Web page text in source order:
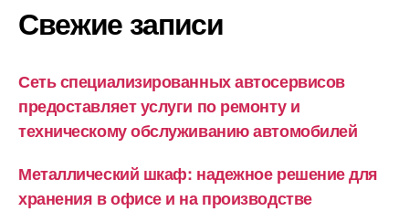
Свежие записи
Сеть специализированных автосервисов
предоставляет услуги по ремонту и
техническому обслуживанию автомобилей
Металлический шкаф: надежное решение для
хранения в офисе и на производстве